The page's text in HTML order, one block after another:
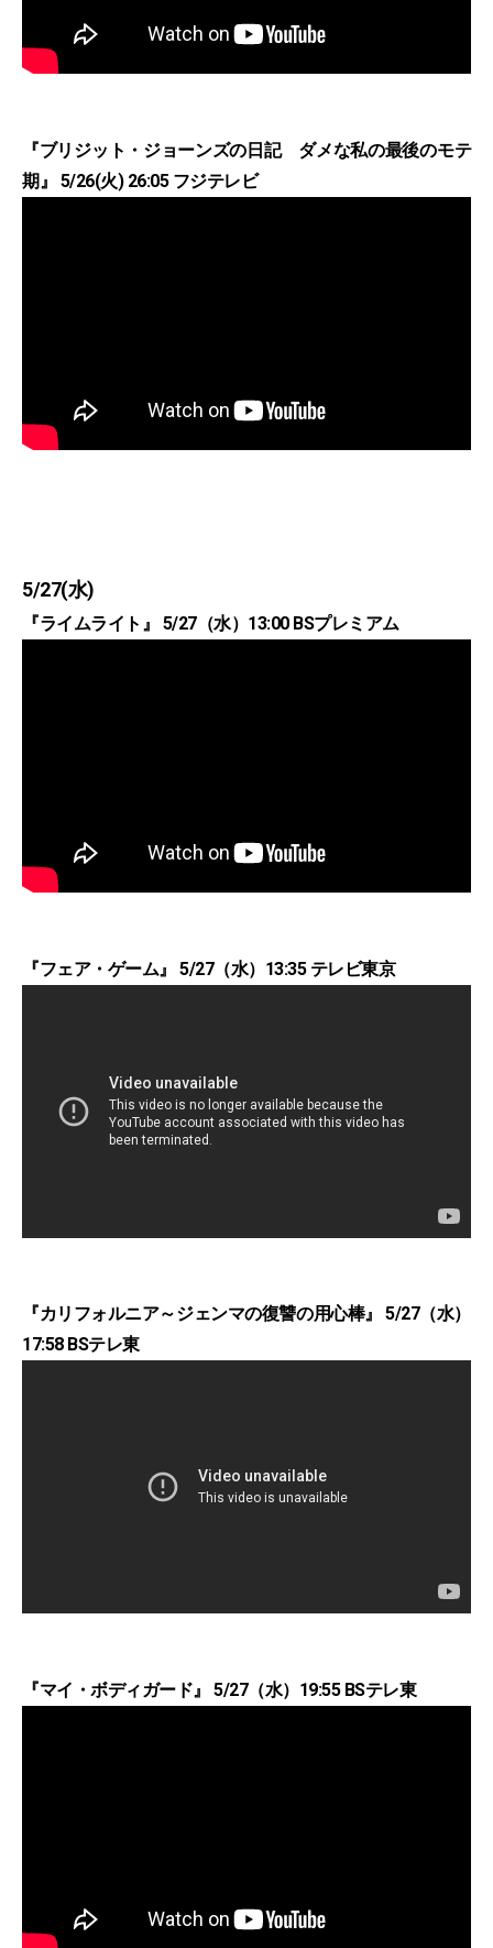
『ブリジット・ジョーンズの日記 ダメな私の最後のモテ
期』 5/26(火) 26:05 フジテレビ
5/27(水)
『ライムライト』 5/27（水）13:00 BSプレミアム
『フェア・ゲーム』 5/27（水）13:35 テレビ東京
『カリフォルニア～ジェンマの復讐の用心棒』 5/27（水）
17:58 BSテレ東
『マイ・ボディガード』 5/27（水）19:55 BSテレ東